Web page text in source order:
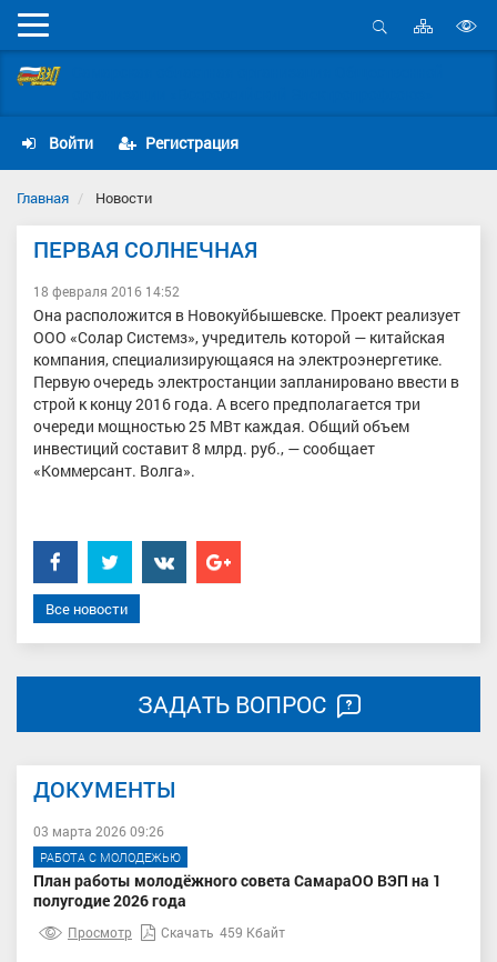
Мобильное
меню
Открыть
Карта
сайта
Войти Регистрация
Главная Новости
ПЕРВАЯ СОЛНЕЧНАЯ
18 февраля 2016 14:52
Она расположится в Новокуйбышевске. Проект реализует
ООО «Солар Системз», учредитель которой — китайская
компания, специализирующаяся на электроэнергетике.
Первую очередь электростанции запланировано ввести в
строй к концу 2016 года. А всего предполагается три
очереди мощностью 25 МВт каждая. Общий объем
инвестиций составит 8 млрд. руб., — сообщает
«Коммерсант. Волга».
FacebookTwitter���������
Google+
Все новости
ЗАДАТЬ ВОПРОС
ДОКУМЕНТЫ
03 марта 2026 09:26
РАБОТА С МОЛОДЕЖЬЮ
План работы молодёжного совета СамараОО ВЭП на 1
полугодие 2026 года
Просмотр Скачать 459 Кбайт